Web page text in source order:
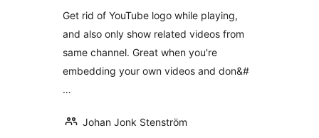
価
Get rid of YouTube logo while playing,
and also only show related videos from
same channel. Great when you're
embedding your own videos and don&#
…
Johan Jonk Stenström